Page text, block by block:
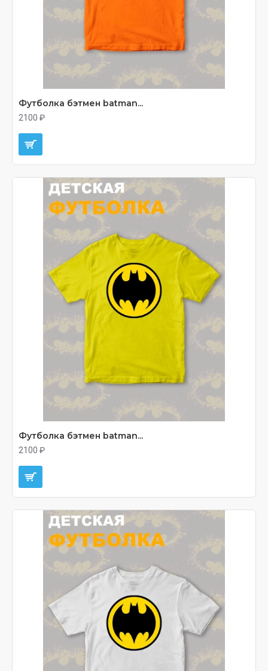
Футболка бэтмен batman...
2100 ₽
Футболка бэтмен batman...
2100 ₽